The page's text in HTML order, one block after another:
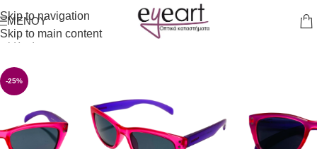
Skip to navigation
Skip to main content
ΜΕΝΟΎ
Αρχική σελίδα/Γυαλιά Ηλίου
-25%